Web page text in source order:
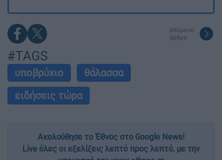
επόμενο
άρθρο
#TAGS
υποβρύχιο
θάλασσα
ειδήσεις τώρα
Ακολούθησε το Έθνος στο Google News!
Live όλες οι εξελίξεις λεπτό προς λεπτό, με την